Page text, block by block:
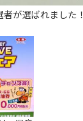
が選ばれました！